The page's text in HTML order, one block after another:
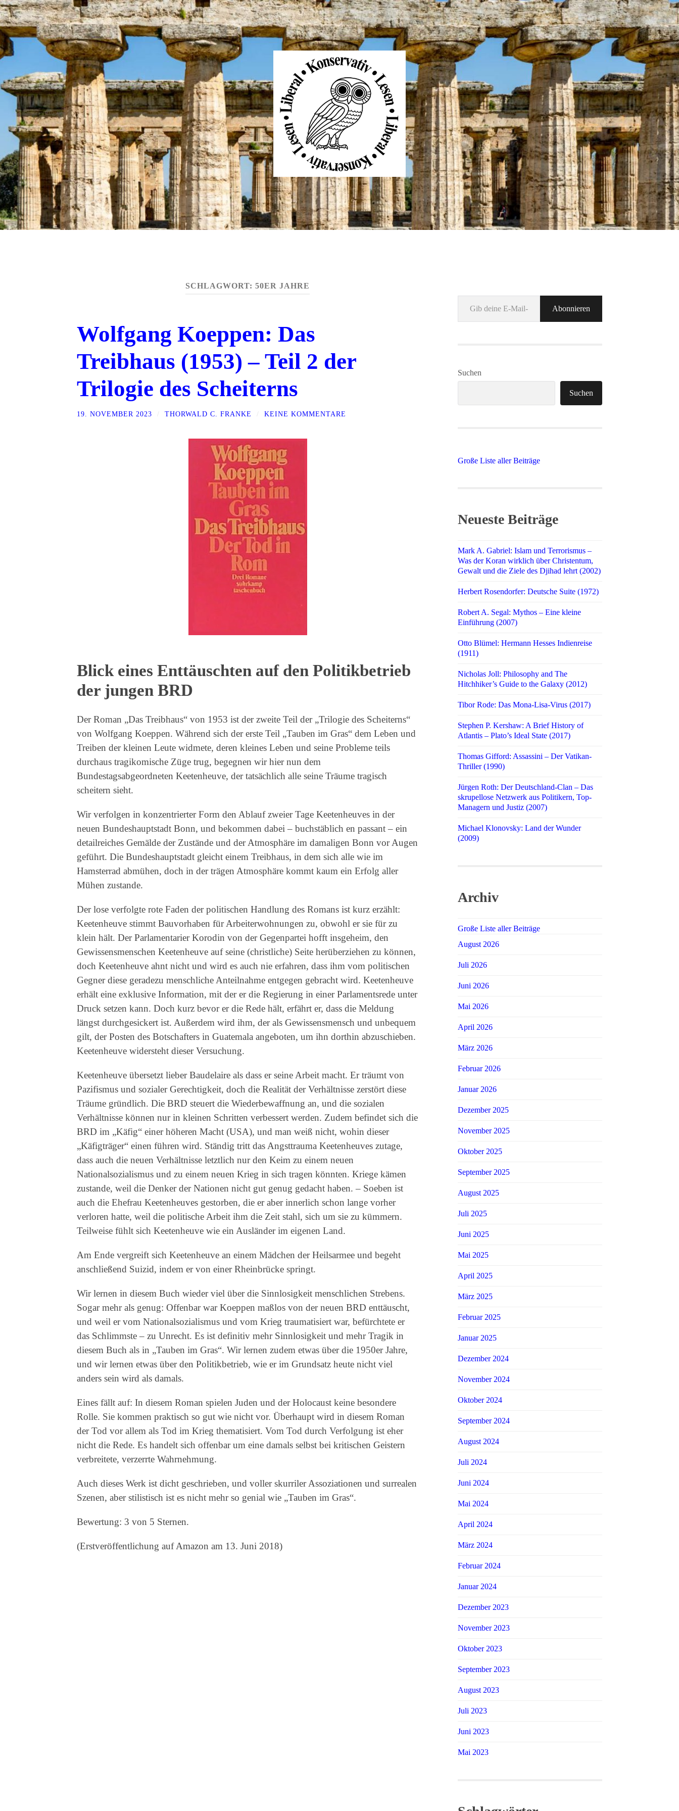
Liberal
Konservativ
Lesen
SCHLAGWORT: 50ER JAHRE
Wolfgang Koeppen: Das
Treibhaus (1953) – Teil 2 der
Trilogie des Scheiterns
19. NOVEMBER 2023 THORWALD C. FRANKE KEINE KOMMENTARE
Blick eines Enttäuschten auf den Politikbetrieb
der jungen BRD
Der Roman „Das Treibhaus“ von 1953 ist der zweite Teil der „Trilogie des Scheiterns“
von Wolfgang Koeppen. Während sich der erste Teil „Tauben im Gras“ dem Leben und
Treiben der kleinen Leute widmete, deren kleines Leben und seine Probleme teils
durchaus tragikomische Züge trug, begegnen wir hier nun dem
Bundestagsabgeordneten Keetenheuve, der tatsächlich alle seine Träume tragisch
scheitern sieht.
Wir verfolgen in konzentrierter Form den Ablauf zweier Tage Keetenheuves in der
neuen Bundeshauptstadt Bonn, und bekommen dabei – buchstäblich en passant – ein
detailreiches Gemälde der Zustände und der Atmosphäre im damaligen Bonn vor Augen
geführt. Die Bundeshauptstadt gleicht einem Treibhaus, in dem sich alle wie im
Hamsterrad abmühen, doch in der trägen Atmosphäre kommt kaum ein Erfolg aller
Mühen zustande.
Der lose verfolgte rote Faden der politischen Handlung des Romans ist kurz erzählt:
Keetenheuve stimmt Bauvorhaben für Arbeiterwohnungen zu, obwohl er sie für zu
klein hält. Der Parlamentarier Korodin von der Gegenpartei hofft insgeheim, den
Gewissensmenschen Keetenheuve auf seine (christliche) Seite herüberziehen zu können,
doch Keetenheuve ahnt nicht und wird es auch nie erfahren, dass ihm vom politischen
Gegner diese geradezu menschliche Anteilnahme entgegen gebracht wird. Keetenheuve
erhält eine exklusive Information, mit der er die Regierung in einer Parlamentsrede unter
Druck setzen kann. Doch kurz bevor er die Rede hält, erfährt er, dass die Meldung
längst durchgesickert ist. Außerdem wird ihm, der als Gewissensmensch und unbequem
gilt, der Posten des Botschafters in Guatemala angeboten, um ihn dorthin abzuschieben.
Keetenheuve widersteht dieser Versuchung.
Keetenheuve übersetzt lieber Baudelaire als dass er seine Arbeit macht. Er träumt von
Pazifismus und sozialer Gerechtigkeit, doch die Realität der Verhältnisse zerstört diese
Träume gründlich. Die BRD steuert die Wiederbewaffnung an, und die sozialen
Verhältnisse können nur in kleinen Schritten verbessert werden. Zudem befindet sich die
BRD im „Käfig“ einer höheren Macht (USA), und man weiß nicht, wohin dieser
„Käfigträger“ einen führen wird. Ständig tritt das Angsttrauma Keetenheuves zutage,
dass auch die neuen Verhältnisse letztlich nur den Keim zu einem neuen
Nationalsozialismus und zu einem neuen Krieg in sich tragen könnten. Kriege kämen
zustande, weil die Denker der Nationen nicht gut genug gedacht haben. – Soeben ist
auch die Ehefrau Keetenheuves gestorben, die er aber innerlich schon lange vorher
verloren hatte, weil die politische Arbeit ihm die Zeit stahl, sich um sie zu kümmern.
Teilweise fühlt sich Keetenheuve wie ein Ausländer im eigenen Land.
Am Ende vergreift sich Keetenheuve an einem Mädchen der Heilsarmee und begeht
anschließend Suizid, indem er von einer Rheinbrücke springt.
Wir lernen in diesem Buch wieder viel über die Sinnlosigkeit menschlichen Strebens.
Sogar mehr als genug: Offenbar war Koeppen maßlos von der neuen BRD enttäuscht,
und weil er vom Nationalsozialismus und vom Krieg traumatisiert war, befürchtete er
das Schlimmste – zu Unrecht. Es ist definitiv mehr Sinnlosigkeit und mehr Tragik in
diesem Buch als in „Tauben im Gras“. Wir lernen zudem etwas über die 1950er Jahre,
und wir lernen etwas über den Politikbetrieb, wie er im Grundsatz heute nicht viel
anders sein wird als damals.
Eines fällt auf: In diesem Roman spielen Juden und der Holocaust keine besondere
Rolle. Sie kommen praktisch so gut wie nicht vor. Überhaupt wird in diesem Roman
der Tod vor allem als Tod im Krieg thematisiert. Vom Tod durch Verfolgung ist eher
nicht die Rede. Es handelt sich offenbar um eine damals selbst bei kritischen Geistern
verbreitete, verzerrte Wahrnehmung.
Auch dieses Werk ist dicht geschrieben, und voller skurriler Assoziationen und surrealen
Szenen, aber stilistisch ist es nicht mehr so genial wie „Tauben im Gras“.
Bewertung: 3 von 5 Sternen.
(Erstveröffentlichung auf Amazon am 13. Juni 2018)
Gib deine E-Mail-Adresse ein ...
Abonnieren
Suchen
Suchen
Große Liste aller Beiträge
Neueste Beiträge
Mark A. Gabriel: Islam und Terrorismus –
Was der Koran wirklich über Christentum,
Gewalt und die Ziele des Djihad lehrt (2002)
Herbert Rosendorfer: Deutsche Suite (1972)
Robert A. Segal: Mythos – Eine kleine
Einführung (2007)
Otto Blümel: Hermann Hesses Indienreise
(1911)
Nicholas Joll: Philosophy and The
Hitchhiker’s Guide to the Galaxy (2012)
Tibor Rode: Das Mona-Lisa-Virus (2017)
Stephen P. Kershaw: A Brief History of
Atlantis – Plato’s Ideal State (2017)
Thomas Gifford: Assassini – Der Vatikan-
Thriller (1990)
Jürgen Roth: Der Deutschland-Clan – Das
skrupellose Netzwerk aus Politikern, Top-
Managern und Justiz (2007)
Michael Klonovsky: Land der Wunder
(2009)
Archiv
Große Liste aller Beiträge
August 2026
Juli 2026
Juni 2026
Mai 2026
April 2026
März 2026
Februar 2026
Januar 2026
Dezember 2025
November 2025
Oktober 2025
September 2025
August 2025
Juli 2025
Juni 2025
Mai 2025
April 2025
März 2025
Februar 2025
Januar 2025
Dezember 2024
November 2024
Oktober 2024
September 2024
August 2024
Juli 2024
Juni 2024
Mai 2024
April 2024
März 2024
Februar 2024
Januar 2024
Dezember 2023
November 2023
Oktober 2023
September 2023
August 2023
Juli 2023
Juni 2023
Mai 2023